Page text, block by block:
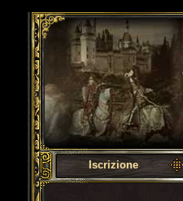
Camelot,
Iscrizione